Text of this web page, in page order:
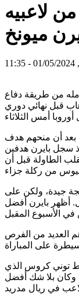
لاعبيه
ميونخ
من طريقة دفاع
في ذهاب قبل نهائي دوري
بعد أن منحهم هدف
سجل بايرن هدفين
الطاولة قبل أن
جيدة، ولكن على
أظهر بايرن أفضل
العديد من الفرص
توني كروس الذي
وكان بلا شك أفضل